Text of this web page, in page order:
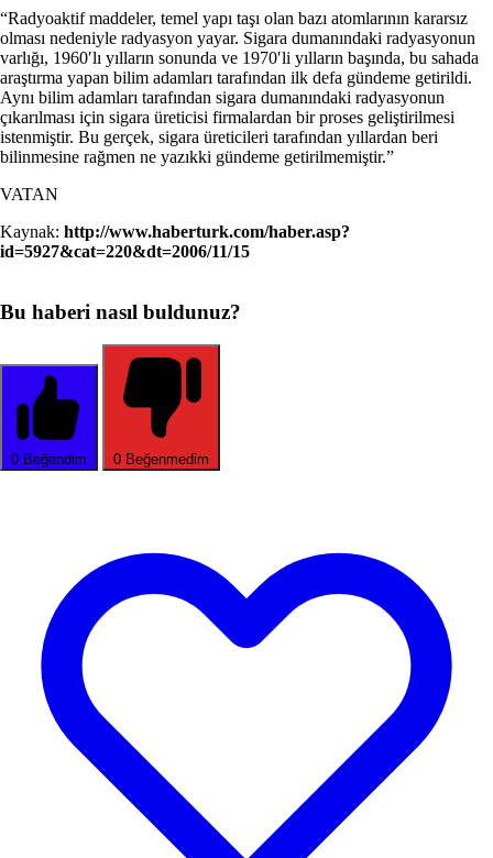
“Radyoaktif maddeler, temel yapı taşı olan bazı atomlarının kararsız
olması nedeniyle radyasyon yayar. Sigara dumanındaki radyasyonun
varlığı, 1960′lı yılların sonunda ve 1970′li yılların başında, bu sahada
araştırma yapan bilim adamları tarafından ilk defa gündeme getirildi.
Aynı bilim adamları tarafından sigara dumanındaki radyasyonun
çıkarılması için sigara üreticisi firmalardan bir proses geliştirilmesi
istenmiştir. Bu gerçek, sigara üreticileri tarafından yıllardan beri
bilinmesine rağmen ne yazıkki gündeme getirilmemiştir.”
VATAN
Kaynak: http://www.haberturk.com/haber.asp?
id=5927&cat=220&dt=2006/11/15
Bu haberi nasıl buldunuz?
0 Beğendim 0 Beğenmedim